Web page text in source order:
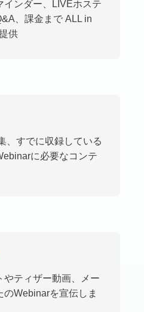
インダー、LIVEホステ
、課金まで ALL in
供
、すでに収録している
に必要なコンテ
やティザー動画、メー
のWebinarを宣伝しま